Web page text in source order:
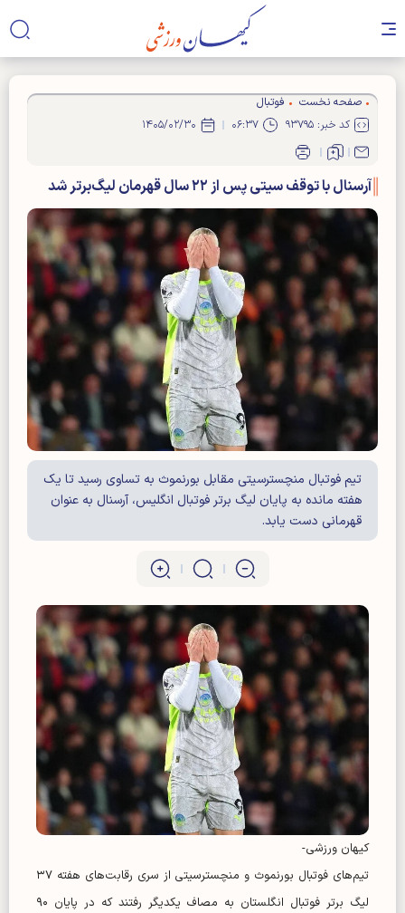
صفحه نخست
فوتبال
کد خبر: ۹۳۷۹۵
۰۶:۳۷ ۱۴۰۵/۰۲/۳۰
آرسنال با توقف سیتی پس از ۲۲ سال قهرمان لیگ‌برتر شد
تیم فوتبال منچسترسیتی مقابل بورنموث به تساوی رسید تا یک
هفته مانده به پایان لیگ برتر فوتبال انگلیس، آرسنال به عنوان
قهرمانی دست یابد.
کیهان ورزشی-
تیم‌های فوتبال بورنموث و منچسترسیتی از سری رقابت‌های هفته ۳۷
لیگ برتر فوتبال انگلستان به مصاف یکدیگر رفتند که در پایان ۹۰